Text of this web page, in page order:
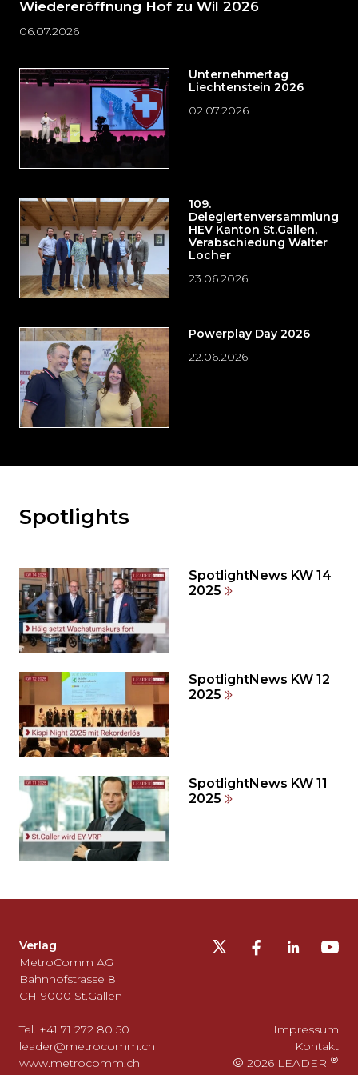
Wiedereröffnung Hof zu Wil 2026
06.07.2026
Unternehmertag
Liechtenstein 2026
02.07.2026
109.
Delegiertenversammlung
HEV Kanton St.Gallen,
Verabschiedung Walter
Locher
23.06.2026
Powerplay Day 2026
22.06.2026
Möchten
den
weiteren
Inhalt
auslassen
und
zum
Seitenende
springen?
Spotlights
SpotlightNews KW 14
2025
SpotlightNews KW 12
2025
SpotlightNews KW 11
2025
auslassen
und
zurück
zum
gehen?
Verlag
MetroComm AG
Bahnhofstrasse 8
CH-9000 St.Gallen
Tel. +41 71 272 80 50
leader@metrocomm.ch
www.metrocomm.ch
Impressum
Kontakt
2026 LEADER